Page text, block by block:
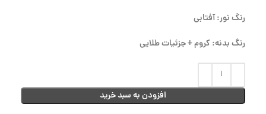
رنگ نور: آفتابی
رنگ بدنه: کروم + جزئیات طلایی
افزودن به سبد خرید